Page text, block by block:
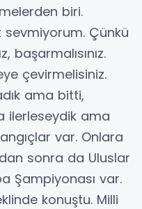
biri.
sevmiyorum. Çünkü
başarmalısınız.
çevirmelisiniz.
ama bitti,
ilerleseydik ama
var. Onlara
sonra da Uluslar
Şampiyonası var.
konuştu. Milli